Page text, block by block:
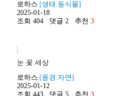
로하스 [생태.동식물]
2025-01-18
조회 404
댓글 2추천 3
눈 꽃 세상
로하스 [풍경.자연]
2025-01-12
조회 443
댓글 5추천 3